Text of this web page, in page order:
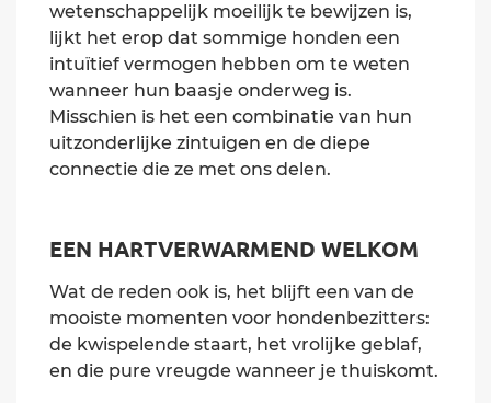
wetenschappelijk moeilijk te bewijzen is,
lijkt het erop dat sommige honden een
intuïtief vermogen hebben om te weten
wanneer hun baasje onderweg is.
Misschien is het een combinatie van hun
uitzonderlijke zintuigen en de diepe
connectie die ze met ons delen.
EEN HARTVERWARMEND WELKOM
Wat de reden ook is, het blijft een van de
mooiste momenten voor hondenbezitters:
de kwispelende staart, het vrolijke geblaf,
en die pure vreugde wanneer je thuiskomt.